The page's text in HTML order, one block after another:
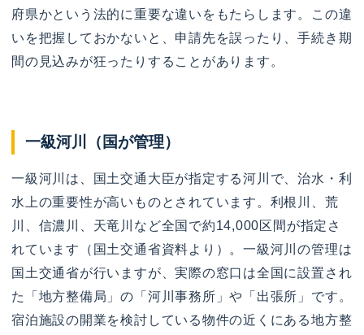
府県かという法的に重要な違いをもたらします。この違
いを把握しておかないと、申請先を誤ったり、手続き期
間の見込みが狂ったりすることがあります。
一級河川（国が管理）
一級河川は、国土交通大臣が指定する河川で、治水・利
水上の重要性が高いものとされています。利根川、荒
川、信濃川、天竜川など全国で約14,000区間が指定さ
れています（国土交通省資料より）。一級河川の管理は
国土交通省が行いますが、実際の窓口は全国に設置され
た「地方整備局」の「河川事務所」や「出張所」です。
宿泊施設の開業を検討している物件の近くにある地方整